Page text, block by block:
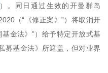
）。同日通过生效的开曼群岛
（“《修正案》”）将取消开
金法》”）给予特定开放式基
募基金法》所遮盖，但对业界